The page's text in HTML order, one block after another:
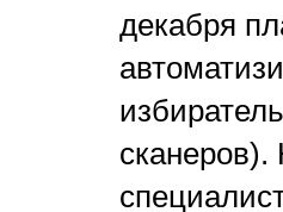
декабря
сканеров).